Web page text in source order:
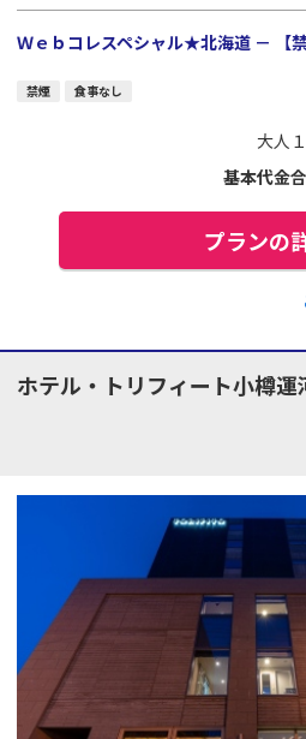
Ｗｅｂコレスペシャル★北海道 － 【
禁煙 食事なし
大人
基本代金
プランの
ホテル・トリフィート小樽運